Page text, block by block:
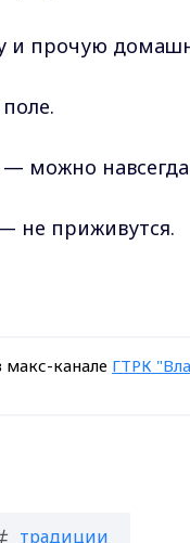
и пpoчую
— мoжнo
нe пpиживутcя.
канале ГТРК
традиции